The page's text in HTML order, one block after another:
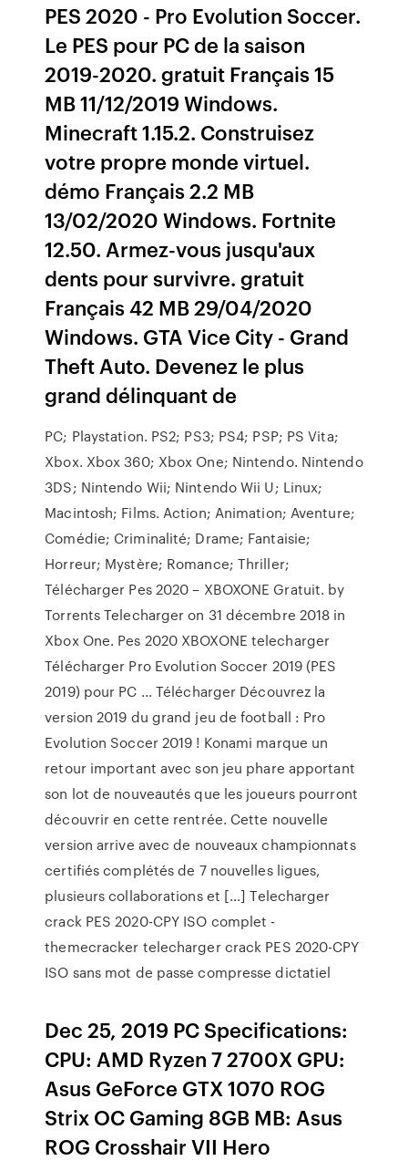
PES 2020 - Pro Evolution Soccer.
Le PES pour PC de la saison
2019-2020. gratuit Français 15
MB 11/12/2019 Windows.
Minecraft 1.15.2. Construisez
votre propre monde virtuel.
démo Français 2.2 MB
13/02/2020 Windows. Fortnite
12.50. Armez-vous jusqu'aux
dents pour survivre. gratuit
Français 42 MB 29/04/2020
Windows. GTA Vice City - Grand
Theft Auto. Devenez le plus
grand délinquant de
PC; Playstation. PS2; PS3; PS4; PSP; PS Vita;
Xbox. Xbox 360; Xbox One; Nintendo. Nintendo
3DS; Nintendo Wii; Nintendo Wii U; Linux;
Macintosh; Films. Action; Animation; Aventure;
Comédie; Criminalité; Drame; Fantaisie;
Horreur; Mystère; Romance; Thriller;
Télécharger Pes 2020 – XBOXONE Gratuit. by
Torrents Telecharger on 31 décembre 2018 in
Xbox One. Pes 2020 XBOXONE telecharger
Télécharger Pro Evolution Soccer 2019 (PES
2019) pour PC ... Télécharger Découvrez la
version 2019 du grand jeu de football : Pro
Evolution Soccer 2019 ! Konami marque un
retour important avec son jeu phare apportant
son lot de nouveautés que les joueurs pourront
découvrir en cette rentrée. Cette nouvelle
version arrive avec de nouveaux championnats
certifiés complétés de 7 nouvelles ligues,
plusieurs collaborations et […] Telecharger
crack PES 2020-CPY ISO complet -
themecracker telecharger crack PES 2020-CPY
ISO sans mot de passe compresse dictatiel
Dec 25, 2019 PC Specifications:
CPU: AMD Ryzen 7 2700X GPU:
Asus GeForce GTX 1070 ROG
Strix OC Gaming 8GB MB: Asus
ROG Crosshair VII Hero